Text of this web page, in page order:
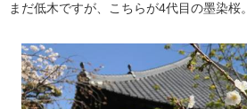
まだ低木ですが、こちらが4代目の墨染桜。